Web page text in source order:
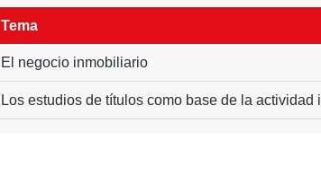
Tema
El negocio inmobiliario
Los estudios de títulos como base de la actividad